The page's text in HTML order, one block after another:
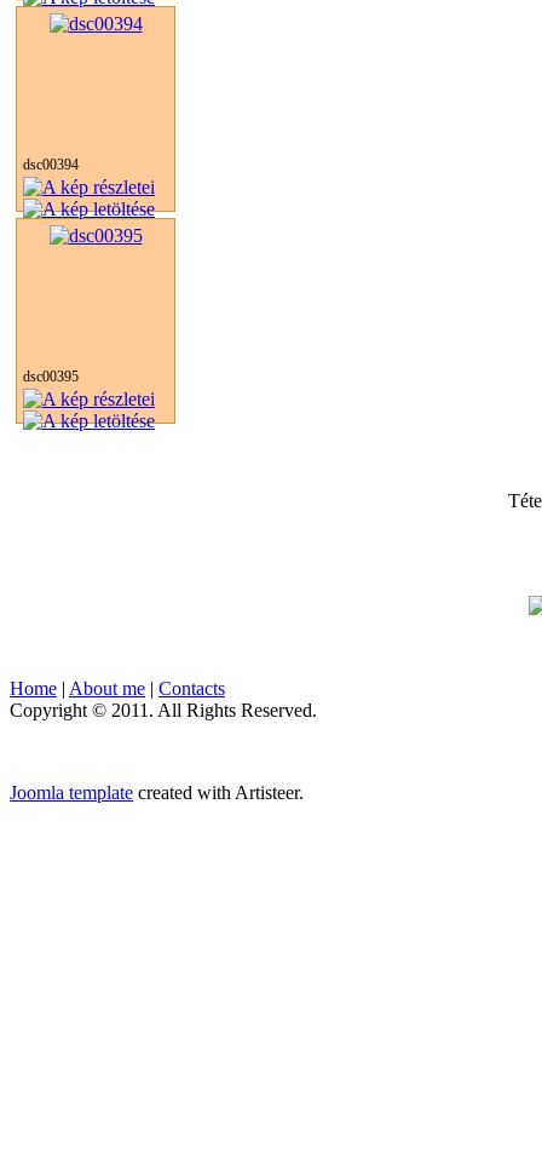
dsc00394
dsc00395
Home | About me | Contacts
Copyright © 2011. All Rights Reserved.
Joomla template created with Artisteer.